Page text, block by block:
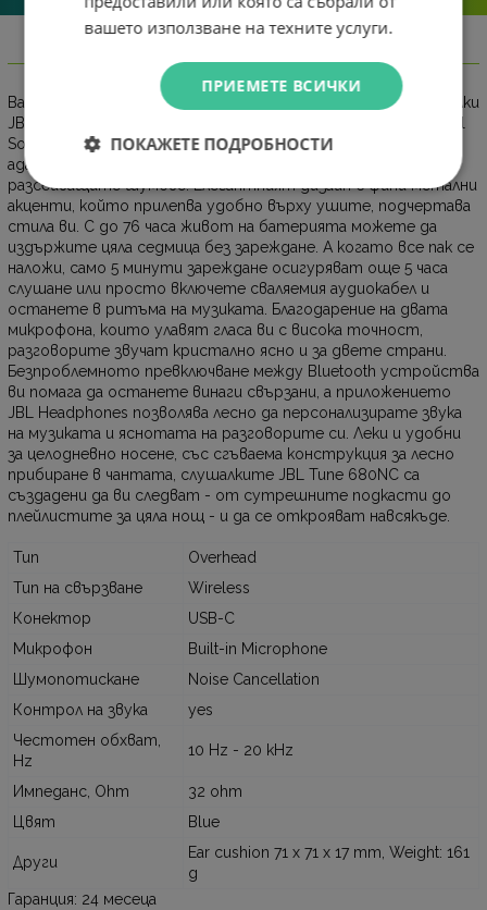
Информация
Вашата музика излиза на преден план с безжичните слушалки
JBL Tune 680NC. JBL Pure Bass Sound и обгръщащият Spatial
Sound ви потапят в ясен и мощен звук, докато
адаптивното шумопотискане ви освобождава от
разсейващите шумове. Елегантният дизайн с фини метални
акценти, който прилепва удобно върху ушите, подчертава
стила ви. С до 76 часа живот на батерията можете да
издържите цяла седмица без зареждане. А когато все пак се
наложи, само 5 минути зареждане осигуряват още 5 часа
слушане или просто включете сваляемия аудиокабел и
останете в ритъма на музиката. Благодарение на двата
микрофона, които улавят гласа ви с висока точност,
разговорите звучат кристално ясно и за двете страни.
Безпроблемното превключване между Bluetooth устройства
ви помага да останете винаги свързани, а приложението
JBL Headphones позволява лесно да персонализирате звука
на музиката и яснотата на разговорите си. Леки и удобни
за целодневно носене, със сгъваема конструкция за лесно
прибиране в чантата, слушалките JBL Tune 680NC са
създадени да ви следват - от сутрешните подкасти до
плейлистите за цяла нощ - и да се открояват навсякъде.
Тип
Overhead
Тип на свързване
Wireless
Конектор
USB-C
Микрофон
Built-in Microphone
Шумопотискане
Noise Cancellation
Контрол на звука
yes
Честотен обхват,
Hz
10 Hz - 20 kHz
Импеданс, Ohm
32 ohm
Цвят
Blue
Други
Ear cushion 71 x 71 x 17 mm, Weight: 161
g
Гаранция: 24 месеца
вашето използване на техните услуги.
ПРИЕМЕТЕ ВСИЧКИ
ПОКАЖЕТЕ ПОДРОБНОСТИ